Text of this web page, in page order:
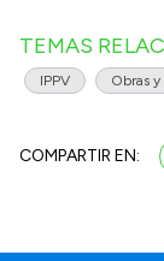
TEMAS
IPPV Obras
COMPARTIR EN: